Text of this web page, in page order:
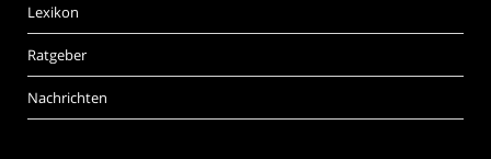
Lexikon
Ratgeber
Nachrichten